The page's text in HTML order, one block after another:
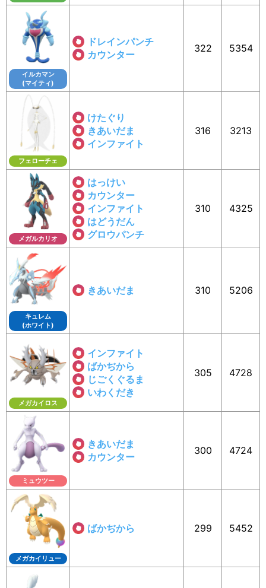
イルカマン
(マイティ)
ドレインパンチ
カウンター
322 5354
フェローチェ
けたぐり
きあいだま
インファイト
316 3213
メガルカリオ
はっけい
カウンター
インファイト
はどうだん
グロウパンチ
310 4325
キュレム
(ホワイト)
きあいだま 310 5206
メガカイロス
インファイト
ばかぢから
じごくぐるま
いわくだき
305 4728
ミュウツー
きあいだま
カウンター
300 4724
メガカイリュー
ばかぢから 299 5452